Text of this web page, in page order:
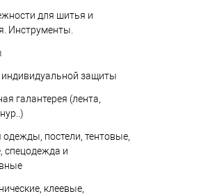
для шитья и
Инструменты.
индивидуальной защиты
галантерея (лента,
одежды, постели, тентовые,
спецодежда и
клеевые,